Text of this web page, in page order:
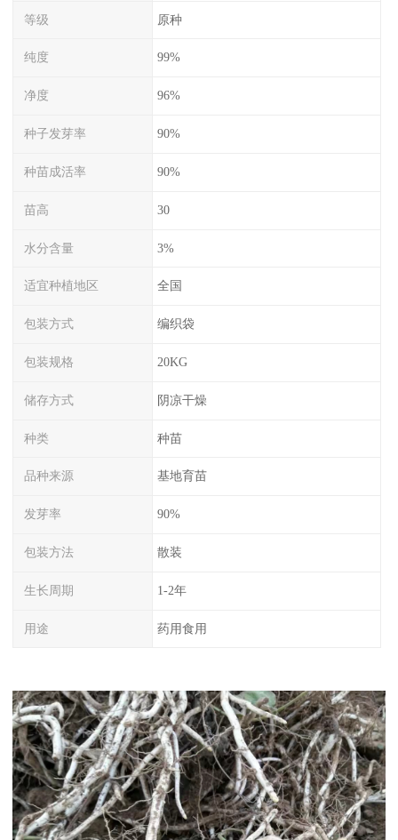
等级 原种
纯度 99%
净度 96%
种子发芽率 90%
种苗成活率 90%
苗高 30
水分含量 3%
适宜种植地区 全国
包装方式 编织袋
包装规格 20KG
储存方式 阴凉干燥
种类 种苗
品种来源 基地育苗
发芽率 90%
包装方法 散装
生长周期 1-2年
用途 药用食用